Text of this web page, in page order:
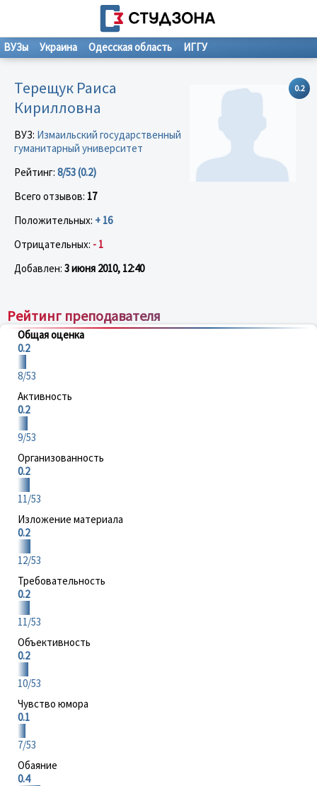
ВУЗы Украина Одесская область ИГГУ
0.2
Терещук Раиса
Кирилловна
ВУЗ: Измаильский государственный
гуманитарный университет
Рейтинг: 8/53 (0.2)
Всего отзывов: 17
Положительных: + 16
Отрицательных: - 1
Добавлен: 3 июня 2010, 12:40
Рейтинг преподавателя
Общая оценка
0.2
8/53
Активность
0.2
9/53
Организованность
0.2
11/53
Изложение материала
0.2
12/53
Требовательность
0.2
11/53
Объективность
0.2
10/53
Чувство юмора
0.1
7/53
Обаяние
0.4